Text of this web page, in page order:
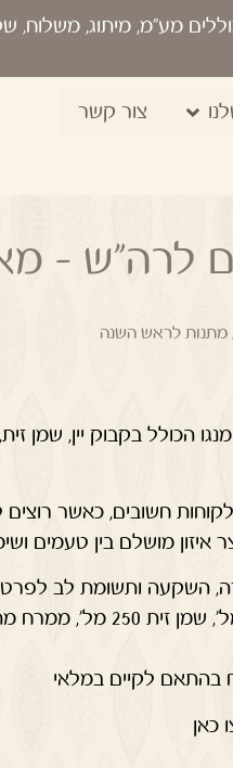
צור קשר
לרה"ש –
,מתנות לראש השנה
הכולל בקבוק יין, שמן
חשובים, כאשר רוצים
איזון מושלם בין טעמים
השקעה ותשומת לב
כאן